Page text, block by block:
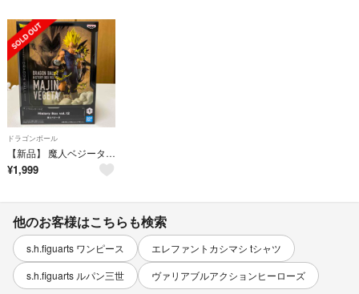
ドラゴンボール
【新品】 魔人ベジータ フィギュア
¥1,999
他のお客様はこちらも検索
s.h.figuarts ワンピース
エレファントカシマシ tシャツ
s.h.figuarts ルパン三世
ヴァリアブルアクションヒーローズ